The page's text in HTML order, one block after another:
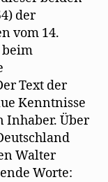
der
vom 14.
beim
Text der
Kenntnisse
Inhaber. Über
Walter
Worte: